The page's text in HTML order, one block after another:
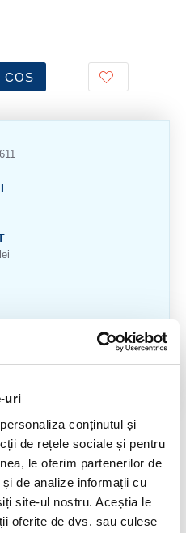
uri
conținutul și
de rețele sociale și pentru
le oferim partenerilor de
de analize informații cu
site-ul nostru. Aceștia le
oferite de dvs. sau culese
COS
din imagine.